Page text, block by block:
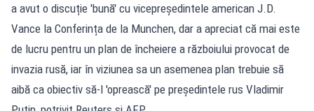
a avut o discuție 'bună' cu vicepreședintele american J.D.
Vance la Conferința de la Munchen, dar a apreciat că mai este
de lucru pentru un plan de încheiere a războiului provocat de
invazia rusă, iar în viziunea sa un asemenea plan trebuie să
aibă ca obiectiv să-l 'oprească' pe președintele rus Vladimir